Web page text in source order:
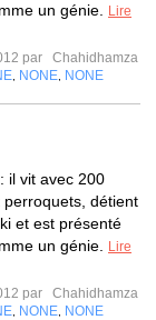
un génie.
Lire
par
Chahidhamza
NONE NONE
il vit avec 200
détient
et est présenté
un génie.
Lire
par
Chahidhamza
NONE NONE